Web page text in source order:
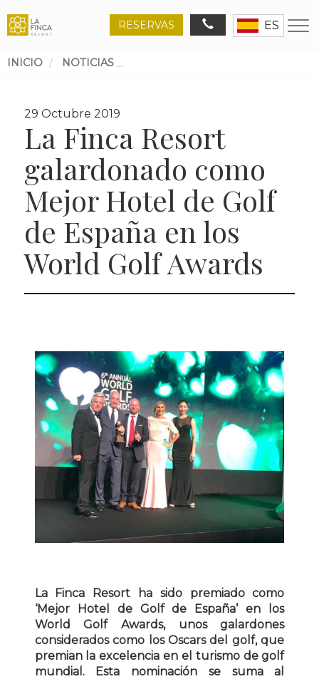
RESERVAS ES
de
navegación
INICIO NOTICIAS
29 Octubre 2019
La Finca Resort
galardonado como
Mejor Hotel de Golf
de España en los
World Golf Awards
La Finca Resort ha sido premiado como
‘Mejor Hotel de Golf de España’ en los
World Golf Awards, unos galardones
considerados como los Oscars del golf, que
premian la excelencia en el turismo de golf
mundial. Esta nominación se suma al